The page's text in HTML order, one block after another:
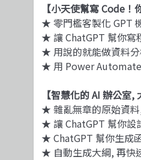
【小天使幫寫 Code！
★ 零門檻客製化 GPT
★ 讓 ChatGPT 幫你寫
★ 用說的就能做資料
★ 用 Power
【智慧化的 AI 辦公室,
★ 雜亂無章的原始資
★ 讓 ChatGPT 幫你設
★ ChatGPT 幫你生成
★ 自動生成大綱, 再快